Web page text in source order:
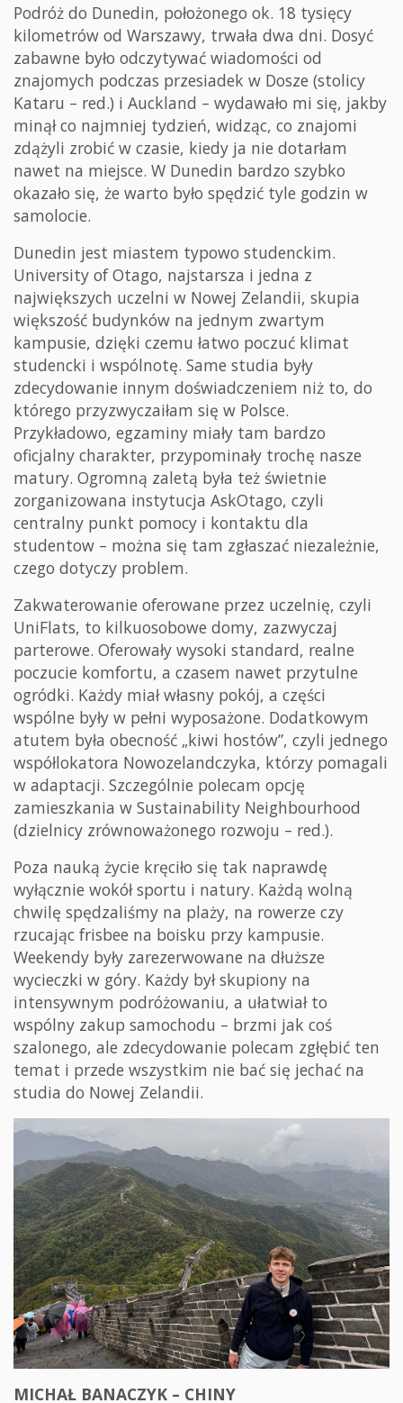
Podróż do Dunedin, położonego ok. 18 tysięcy
kilometrów od Warszawy, trwała dwa dni. Dosyć
zabawne było odczytywać wiadomości od
znajomych podczas przesiadek w Dosze (stolicy
Kataru – red.) i Auckland – wydawało mi się, jakby
minął co najmniej tydzień, widząc, co znajomi
zdążyli zrobić w czasie, kiedy ja nie dotarłam
nawet na miejsce. W Dunedin bardzo szybko
okazało się, że warto było spędzić tyle godzin w
samolocie.
Dunedin jest miastem typowo studenckim.
University of Otago, najstarsza i jedna z
największych uczelni w Nowej Zelandii, skupia
większość budynków na jednym zwartym
kampusie, dzięki czemu łatwo poczuć klimat
studencki i wspólnotę. Same studia były
zdecydowanie innym doświadczeniem niż to, do
którego przyzwyczaiłam się w Polsce.
Przykładowo, egzaminy miały tam bardzo
oficjalny charakter, przypominały trochę nasze
matury. Ogromną zaletą była też świetnie
zorganizowana instytucja AskOtago, czyli
centralny punkt pomocy i kontaktu dla
studentow – można się tam zgłaszać niezależnie,
czego dotyczy problem.
Zakwaterowanie oferowane przez uczelnię, czyli
UniFlats, to kilkuosobowe domy, zazwyczaj
parterowe. Oferowały wysoki standard, realne
poczucie komfortu, a czasem nawet przytulne
ogródki. Każdy miał własny pokój, a części
wspólne były w pełni wyposażone. Dodatkowym
atutem była obecność „kiwi hostów”, czyli jednego
współlokatora Nowozelandczyka, którzy pomagali
w adaptacji. Szczególnie polecam opcję
zamieszkania w Sustainability Neighbourhood
(dzielnicy zrównoważonego rozwoju – red.).
Poza nauką życie kręciło się tak naprawdę
wyłącznie wokół sportu i natury. Każdą wolną
chwilę spędzaliśmy na plaży, na rowerze czy
rzucając frisbee na boisku przy kampusie.
Weekendy były zarezerwowane na dłuższe
wycieczki w góry. Każdy był skupiony na
intensywnym podróżowaniu, a ułatwiał to
wspólny zakup samochodu – brzmi jak coś
szalonego, ale zdecydowanie polecam zgłębić ten
temat i przede wszystkim nie bać się jechać na
studia do Nowej Zelandii.
MICHAŁ BANACZYK – CHINY